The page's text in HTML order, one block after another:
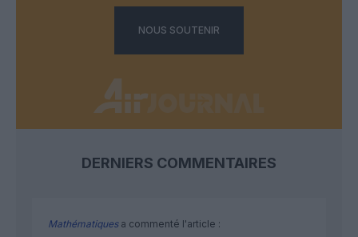
NOUS SOUTENIR
DERNIERS COMMENTAIRES
Mathématiquesa commenté l'article :